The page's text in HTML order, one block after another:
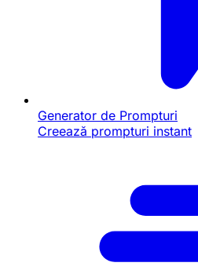
Generator de Prompturi
Creează prompturi instant